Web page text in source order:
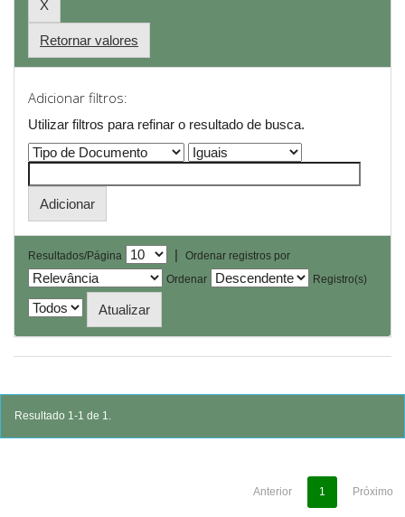
Retornar valores
Adicionar filtros:
Utilizar filtros para refinar o resultado de busca.
Resultados/Página |
Ordenar registros por
Ordenar
Registro(s)
Resultado 1-1 de 1.
Anterior 1 Próximo